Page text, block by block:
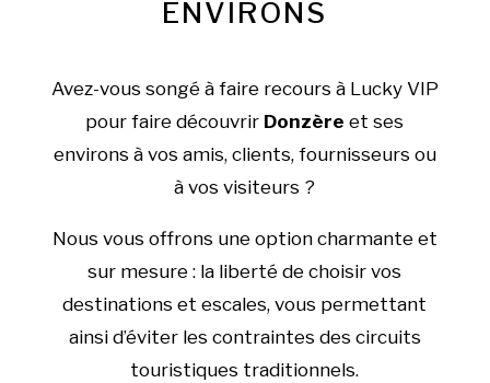
ENVIRONS
Avez-vous songé à faire recours à Lucky VIP
pour faire découvrir Donzère et ses
environs à vos amis, clients, fournisseurs ou
à vos visiteurs ?
Nous vous offrons une option charmante et
sur mesure : la liberté de choisir vos
destinations et escales, vous permettant
ainsi d’éviter les contraintes des circuits
touristiques traditionnels.